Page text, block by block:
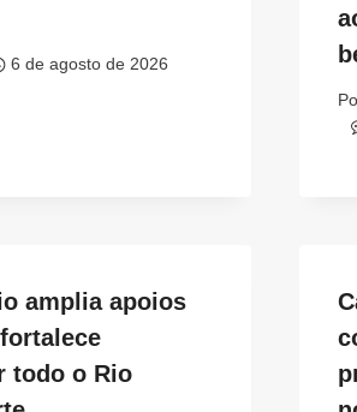
6 de agosto de 2026
amplia apoios
todo o Rio